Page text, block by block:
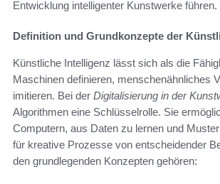
Entwicklung intelligenter Kunstwerke führen.
Definition und Grundkonzepte der
Künstliche Intelligenz lässt sich als die
Maschinen definieren, menschenähnliches
imitieren. Bei der Digitalisierung in der
Algorithmen eine Schlüsselrolle. Sie
Computern, aus Daten zu lernen und
für kreative Prozesse von entscheidender
den grundlegenden Konzepten gehören: